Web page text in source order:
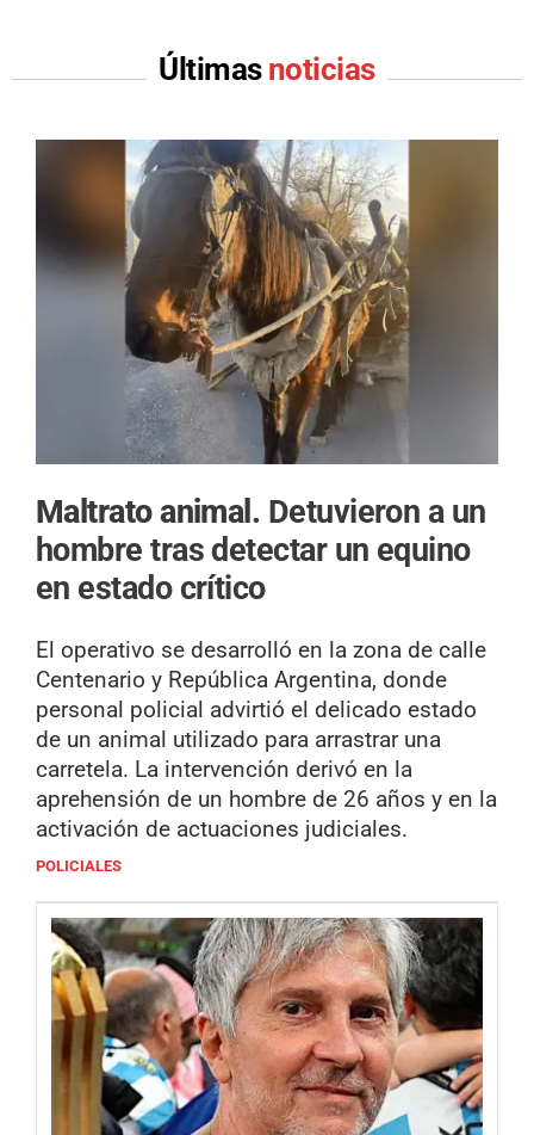
Últimas noticias
Maltrato animal. Detuvieron a un
hombre tras detectar un equino
en estado crítico
El operativo se desarrolló en la zona de calle
Centenario y República Argentina, donde
personal policial advirtió el delicado estado
de un animal utilizado para arrastrar una
carretela. La intervención derivó en la
aprehensión de un hombre de 26 años y en la
activación de actuaciones judiciales.
POLICIALES